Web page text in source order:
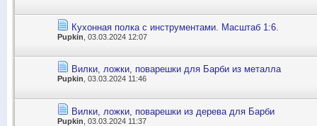
Кухонная полка с инструментами. Масштаб 1:6.
Pupkin , 03.03.2024 12:07
Вилки, ложки, поварешки для Барби из металла
Pupkin , 03.03.2024 11:46
Вилки, ложки, поварешки из дерева для Барби
Pupkin , 03.03.2024 11:37